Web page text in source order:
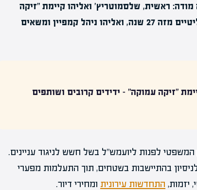
ראשית, שלסמוטריץ' ואליהו קיימת "זיקה
עמוקה" – הם ידידים קרובים, שותפים פוליטיים מזה 27 שנה, ואליהו ניהל קמפיין ומשאים
"זיקה עמוקה" – ידידים קרובים ושותפים
לפנות ליועמש"ל בשל חשש לניגוד עניינים.
בהתיישבות בשטחים, תוך התעלמות מפערי
יזמות, התחדשות עירונית ומחירי דיור.